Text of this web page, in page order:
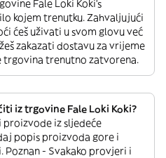
Fale Loki Koki’s
kojem trenutku. Zahvaljujući
ćeš uživati u svom glovu već
zakazati dostavu za vrijeme
trgovina trenutno zatvorena.
iz trgovine Fale Loki Koki?
proizvode iz sljedeće
popis proizvoda gore i
- Svakako provjeri i